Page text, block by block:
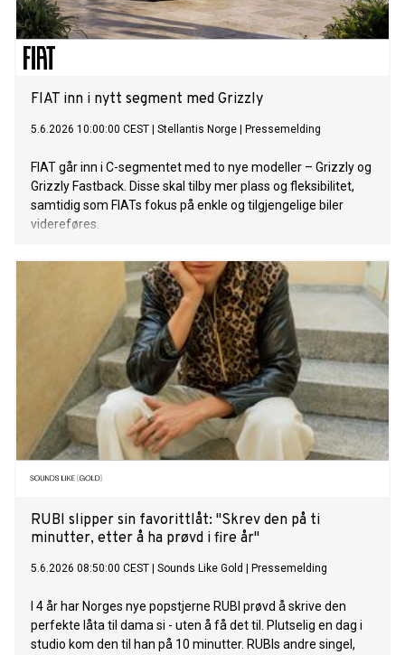
FIAT inn i nytt segment med Grizzly
5.6.2026 10:00:00 CEST Stellantis Norge Pressemelding
FIAT går inn i C-segmentet med to nye modeller – Grizzly og
Grizzly Fastback. Disse skal tilby mer plass og fleksibilitet,
samtidig som FIATs fokus på enkle og tilgjengelige biler
videreføres.
RUBI slipper sin favorittlåt: "Skrev den på ti
minutter, etter å ha prøvd i fire år"
5.6.2026 08:50:00 CEST Sounds Like Gold Pressemelding
I 4 år har Norges nye popstjerne RUBI prøvd å skrive den
perfekte låta til dama si - uten å få det til. Plutselig en dag i
studio kom den til han på 10 minutter. RUBIs andre singel,